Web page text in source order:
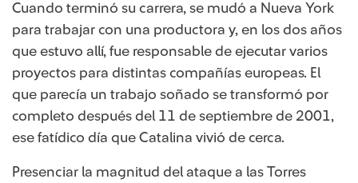
Cuando terminó su carrera, se mudó a Nueva York
para trabajar con una productora y, en los dos años
que estuvo allí, fue responsable de ejecutar varios
proyectos para distintas compañías europeas. El
que parecía un trabajo soñado se transformó por
completo después del 11 de septiembre de 2001,
ese fatídico día que Catalina vivió de cerca.
Presenciar la magnitud del ataque a las Torres